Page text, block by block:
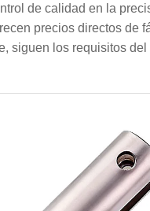
de calidad en la
precios directos de
siguen los requisitos del